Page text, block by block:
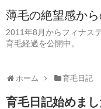
薄毛の絶望感か
2011年8月からフィナス
育毛経過を公開中。
ホーム 育毛日記
育毛日記始めまし